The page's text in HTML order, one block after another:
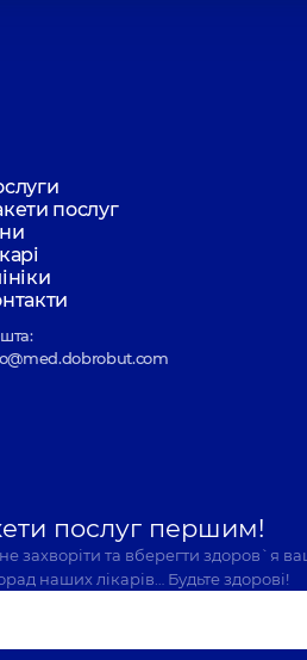
послуг
послуг першим!
захворіти та вберегти здоров`я
наших лікарів… Будьте здорові!